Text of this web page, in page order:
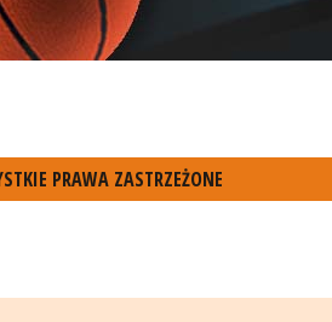
PRAWA ZASTRZEŻONE